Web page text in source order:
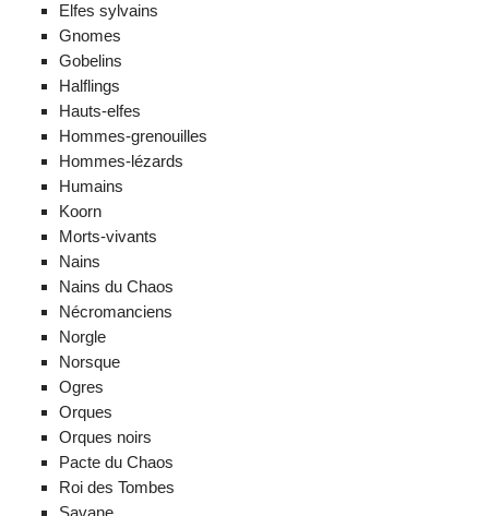
Elfes sylvains
Gnomes
Gobelins
Halflings
Hauts-elfes
Hommes-grenouilles
Hommes-lézards
Humains
Koorn
Morts-vivants
Nains
Nains du Chaos
Nécromanciens
Norgle
Norsque
Ogres
Orques
Orques noirs
Pacte du Chaos
Roi des Tombes